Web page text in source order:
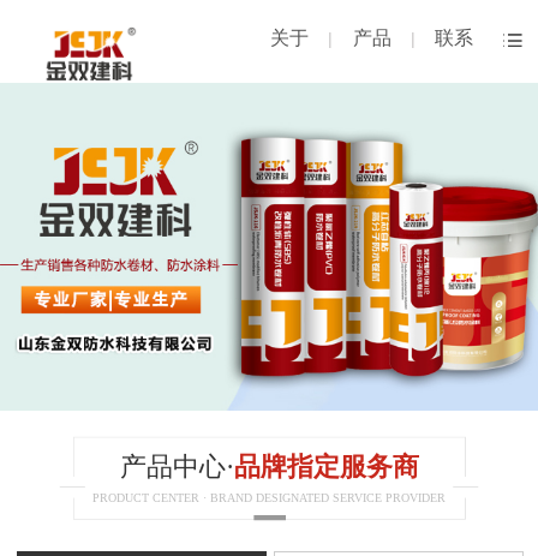
关于 | 产品 | 联系
产品中心·品牌指定服务商
PRODUCT CENTER · BRAND DESIGNATED SERVICE PROVIDER